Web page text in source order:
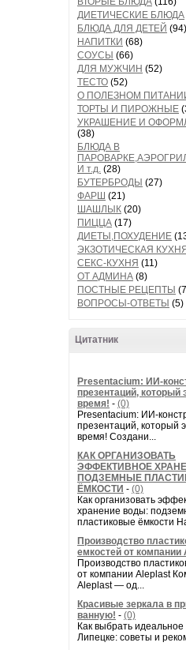
ДИЕТИЧЕСКИЕ БЛЮДА
БЛЮДА ДЛЯ ДЕТЕЙ (94)
НАПИТКИ (68)
СОУСЫ (66)
ДЛЯ МУЖЧИН (52)
ТЕСТО (52)
О ПОЛЕЗНОМ
ТОРТЫ И ПИРОЖНЫЕ
УКРАШЕНИЕ И
(38)
БЛЮДА В
И т.д. (28)
БУТЕРБРОДЫ (27)
ФАРШ (21)
ШАШЛЫК (20)
ПИЦЦА (17)
ДИЕТЫ,ПОХУДЕНИЕ
ЭКЗОТИЧЕСКАЯ КУХНЯ
СЕКС-КУХНЯ (11)
ОТ АДМИНА (8)
ПОСТНЫЕ РЕЦЕПТЫ
ВОПРОСЫ-ОТВЕТЫ (5)
Цитатник
Presentacium:
презентаций, который
время! - (0)
Presentacium:
презентаций, который
время! Создани...
КАК ОРГАНИЗОВАТЬ
ЭФФЕКТИВНОЕ
ПОДЗЕМНЫЕ
ЁМКОСТИ - (0)
Как организовать
хранение воды:
пластиковые ёмкости
Производство
емкостей от компании
Производство
от компании Aleplast
Aleplast — од...
Красивые зеркала в
ванную! - (0)
Как выбрать идеальное
Липецке: советы и